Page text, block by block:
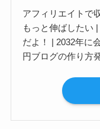
アフィリエイトで
もっと伸ばしたい
だよ！ | 2032年に
円ブログの作り方